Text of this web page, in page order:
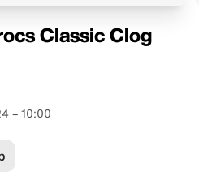
Classic Clog
– 10:00